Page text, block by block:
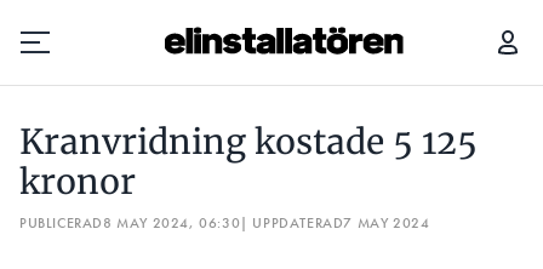
Prenumerera
Hantera prenumeration
Kranvridning kostade 5 125
kronor
PUBLICERAD8 MAY 2024, 06:30| UPPDATERAD7 MAY 2024
KRANVRIDNING KOSTADE 5 125 KRONOR GROSSISTEN: